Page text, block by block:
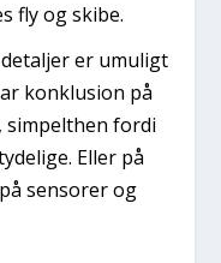
fly og ski­be.
er umu­ligt
kon­klu­sion på
sim­pelt­hen for­di
Eller på
sen­so­rer og